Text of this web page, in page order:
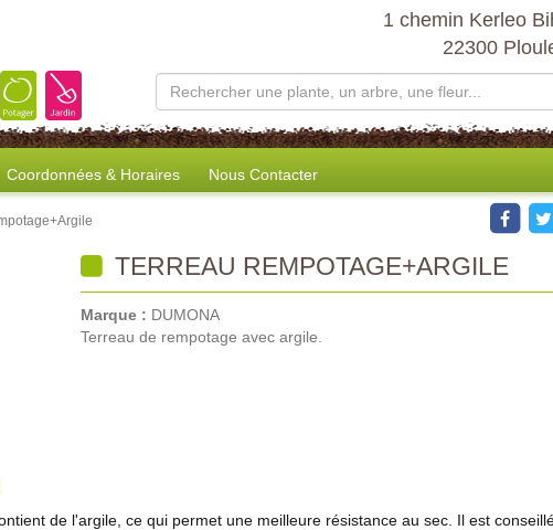
1 chemin Kerleo
22300
Coordonnées & Horaires Nous Contacter
TERREAU REMPOTAGE+ARGILE
Marque : DUMONA
Terreau de rempotage avec argile.
de l'argile, ce qui permet une meilleure résistance au sec. Il est